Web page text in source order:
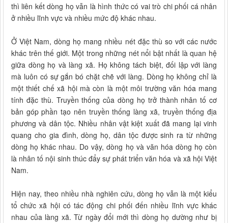
thì liên kết dòng họ vẫn là hình thức có vai trò chi phối cá nhân
ở nhiều lĩnh vực và nhiều mức độ khác nhau.
Ở Việt Nam, dòng họ mang nhiều nét đặc thù so với các nước
khác trên thế giới. Một trong những nét nổi bật nhất là quan hệ
giữa dòng họ và làng xã. Họ không tách biệt, đối lập với làng
mà luôn có sự gắn bó chặt chẽ với làng. Dòng họ không chỉ là
một thiết chế xã hội mà còn là một môi trường văn hóa mang
tính đặc thù. Truyền thống của dòng họ trở thành nhân tố cơ
bản góp phần tạo nên truyền thống làng xã, truyền thống địa
phương và dân tộc. Nhiều nhân vật kiệt xuất đã mang lại vinh
quang cho gia đình, dòng họ, dân tộc được sinh ra từ những
dòng họ khác nhau. Do vậy, dòng họ và văn hóa dòng họ còn
là nhân tố nội sinh thúc đẩy sự phát triển văn hóa và xã hội Việt
Nam.
Hiện nay, theo nhiều nhà nghiên cứu, dòng họ vẫn là một kiểu
tổ chức xã hội có tác động chi phối đến nhiều lĩnh vực khác
nhau của làng xã. Từ ngày đổi mới thì dòng họ dường như bị